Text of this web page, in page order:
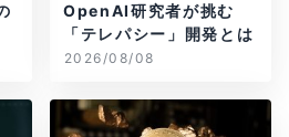
OpenAI研究者が挑む
「テレパシー」開発とは
2026/08/08